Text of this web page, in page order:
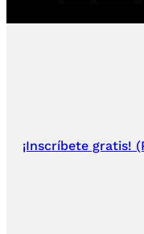
¡Inscríbete gratis!